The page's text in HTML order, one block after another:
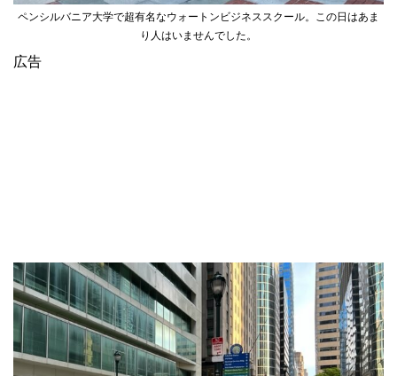
ペンシルバニア大学で超有名なウォートンビジネススクール。この日はあま
り人はいませんでした。
広告